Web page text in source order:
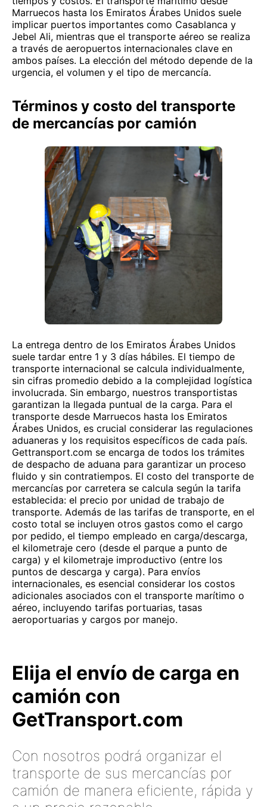
Marruecos hasta los Emiratos Árabes Unidos suele
implicar puertos importantes como Casablanca y
Jebel Ali, mientras que el transporte aéreo se realiza
a través de aeropuertos internacionales clave en
ambos países. La elección del método depende de la
urgencia, el volumen y el tipo de mercancía.
Términos y costo del transporte
de mercancías por camión
La entrega dentro de los Emiratos Árabes Unidos
suele tardar entre 1 y 3 días hábiles. El tiempo de
transporte internacional se calcula individualmente,
sin cifras promedio debido a la complejidad logística
involucrada. Sin embargo, nuestros transportistas
garantizan la llegada puntual de la carga. Para el
transporte desde Marruecos hasta los Emiratos
Árabes Unidos, es crucial considerar las regulaciones
aduaneras y los requisitos específicos de cada país.
Gettransport.com se encarga de todos los trámites
de despacho de aduana para garantizar un proceso
fluido y sin contratiempos. El costo del transporte de
mercancías por carretera se calcula según la tarifa
establecida: el precio por unidad de trabajo de
transporte. Además de las tarifas de transporte, en el
costo total se incluyen otros gastos como el cargo
por pedido, el tiempo empleado en carga/descarga,
el kilometraje cero (desde el parque a punto de
carga) y el kilometraje improductivo (entre los
puntos de descarga y carga). Para envíos
internacionales, es esencial considerar los costos
adicionales asociados con el transporte marítimo o
aéreo, incluyendo tarifas portuarias, tasas
aeroportuarias y cargos por manejo.
Elija el envío de carga en
camión con
GetTransport.com
Con nosotros podrá organizar el
transporte de sus mercancías por
camión de manera eficiente, rápida y